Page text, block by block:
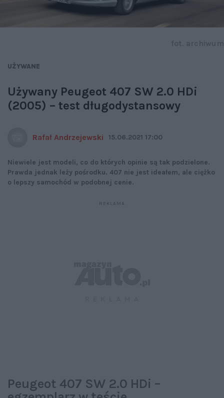
UŻYWANE
Używany Peugeot 407 SW 2.0 HDi
(2005) – test długodystansowy
Rafał Andrzejewski 15.06.2021 17:00
Niewiele jest modeli, co do których opinie są tak podzielone.
Prawda jednak leży pośrodku. 407 nie jest ideałem, ale ciężko
o lepszy samochód w podobnej cenie.
Peugeot 407 SW 2.0 HDi –